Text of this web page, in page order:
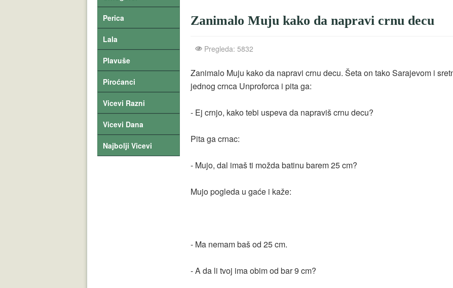
Perica
Lala
Plavuše
Piroćanci
Vicevi Razni
Vicevi Dana
Najbolji Vicevi
Zanimalo Muju kako da napravi crnu decu
Pregleda: 5832
Zanimalo Muju kako da napravi crnu decu. Šeta on tako Sarajevom i
jednog crnca Unproforca i pita ga:
- Ej crnjo, kako tebi uspeva da napraviš crnu decu?
Pita ga crnac:
- Mujo, dal imaš ti možda batinu barem 25 cm?
Mujo pogleda u gaće i kaže:
- Ma nemam baš od 25 cm.
- A da li tvoj ima obim od bar 9 cm?